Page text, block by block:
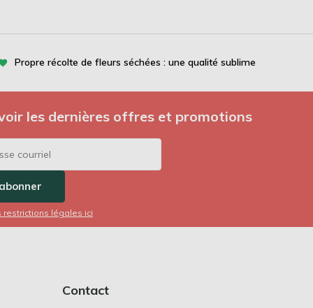
Propre récolte de fleurs séchées : une qualité sublime
les dernières offres et promotions
restrictions légales ici
Contact